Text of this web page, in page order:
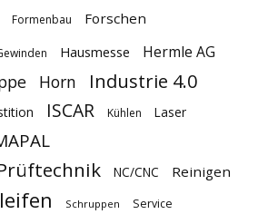
Formenbau Forschen
Hausmesse Hermle AG
Horn Industrie 4.0
ISCAR Kühlen
Laser
NC/CNC Reinigen
Schruppen Service